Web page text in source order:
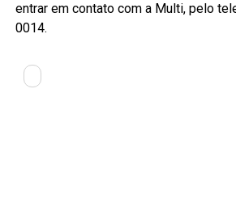
entrar em contato com a Multi, pelo
0014.